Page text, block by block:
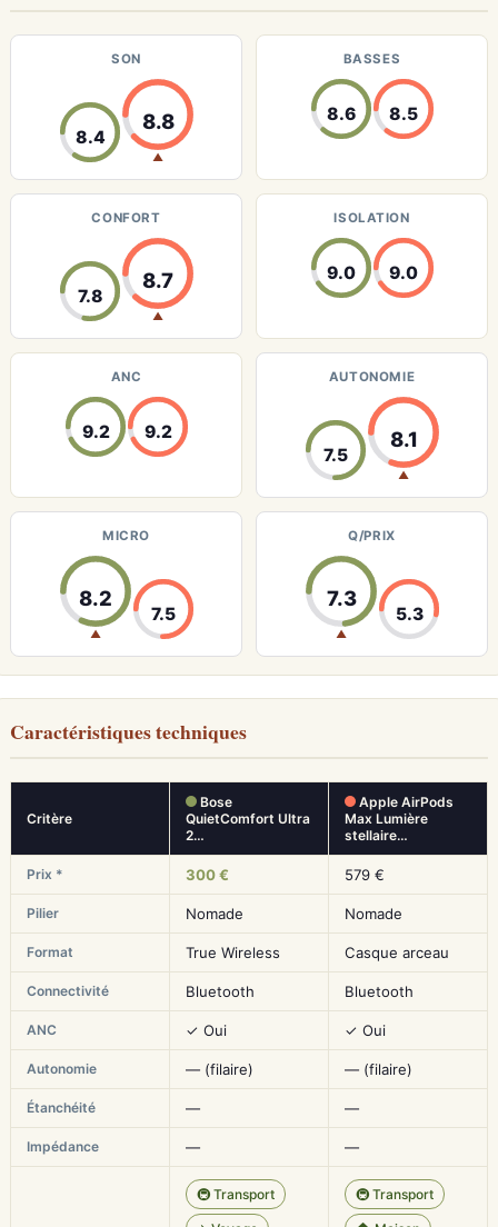
SON
8.4
8.8
▲
BASSES
8.6 8.5
CONFORT
7.8
8.7
▲
ISOLATION
9.0 9.0
ANC
9.2 9.2
AUTONOMIE
7.5
8.1
▲
MICRO
8.2
▲
7.5
Q/PRIX
7.3
▲
5.3
Caractéristiques techniques
Critère
Bose
QuietComfort Ultra
2…
Apple AirPods
Max Lumière
stellaire…
Prix * 300 € 579 €
Pilier Nomade Nomade
Format True Wireless Casque arceau
Connectivité Bluetooth Bluetooth
ANC ✓ Oui ✓ Oui
Autonomie — (filaire) — (filaire)
Étanchéité — —
Impédance — —
🚇 Transport 🚇 Transport